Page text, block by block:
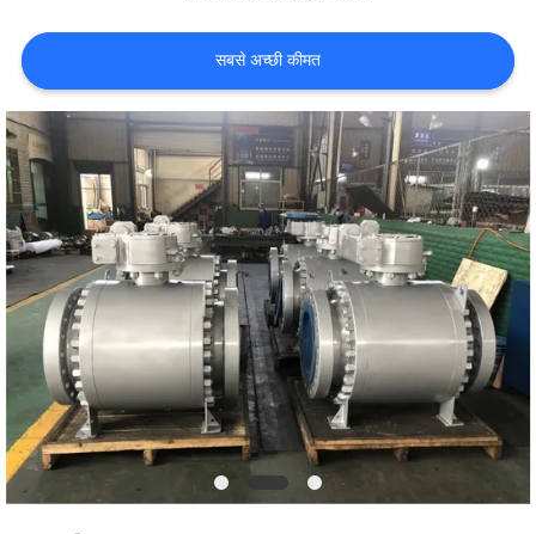
संपर्क
करें
समाचार
उद्धरण
मांगें
साइटमैप
PRIVACY
POLICY
सबसे अच्छी कीमत